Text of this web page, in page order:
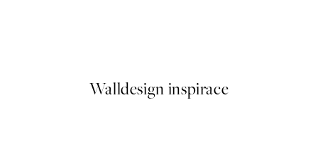
Walldesign inspirace